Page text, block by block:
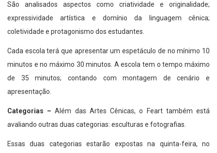
São analisados aspectos como criatividade e originalidade;
expressividade artística e domínio da linguagem cênica;
coletividade e protagonismo dos estudantes.
Cada escola terá que apresentar um espetáculo de no mínimo 10
minutos e no máximo 30 minutos. A escola tem o tempo máximo
de 35 minutos; contando com montagem de cenário e
apresentação.
Categorias – Além das Artes Cênicas, o Feart também está
avaliando outras duas categorias: esculturas e fotografias.
Essas duas categorias estarão expostas na quinta-feira, no